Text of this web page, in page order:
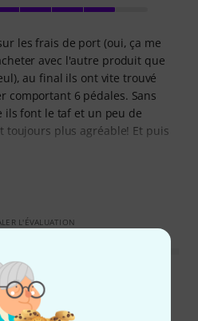
les frais de port (oui, ça me
avec l'autre produit que
au final ils ont vite trouvé
comportant 6 pédales. Sans
ils font le taf et un peu de
toujours plus agréable! Et puis
L'ÉVALUATION
peu pratique